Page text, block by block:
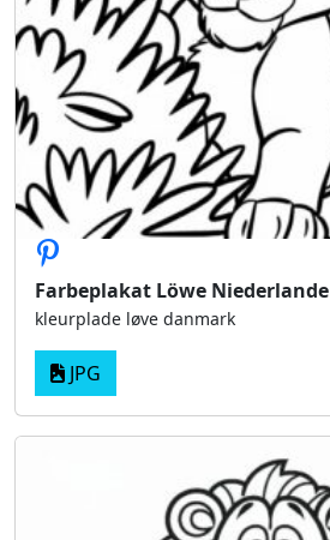
Farbeplakat Löwe Niederlande
kleurplade løve danmark
JPG